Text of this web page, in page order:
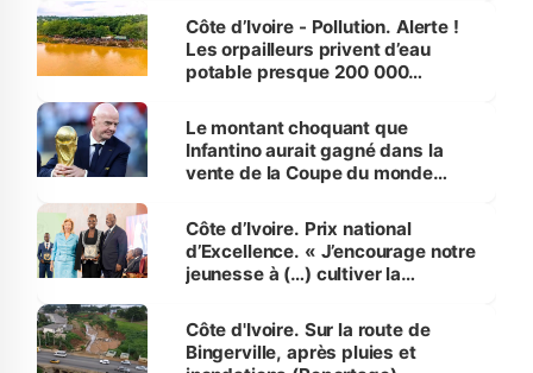
Côte d’Ivoire - Pollution. Alerte !
Les orpailleurs privent d’eau
potable presque 200 000
Le montant choquant que
Infantino aurait gagné dans la
vente de la Coupe du monde
Côte d’Ivoire. Prix national
d’Excellence. « J’encourage notre
jeunesse à (…) cultiver la
(Alassane Ouattara
Côte d'Ivoire. Sur la route de
Bingerville, après pluies et